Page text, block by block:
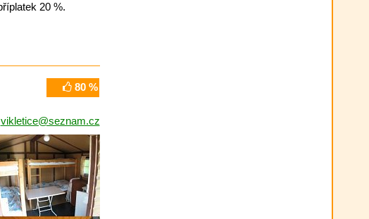
20 %.
80 %
vikletice@seznam.cz